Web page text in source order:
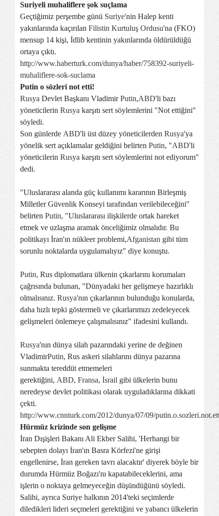
Suriyeli muhaliflere şok suçlama
Geçtiğimiz perşembe günü Suriye'nin Halep kenti
yakınlarında kaçırılan Filistin Kurtuluş Ordusu'na (FKO)
mensup 14 kişi, İdlib kentinin yakınlarında öldürüldüğü
ortaya çıktı.
http://www.haberturk.com/dunya/haber/758392-suriyeli-
muhaliflere-sok-suclama
Putin o sözleri not etti!
Rusya Devlet Başkanı VladimirPutin,ABD'li bazı
yöneticilerin Rusya karşıtı sert söylemlerini "Not ettiğini"
söyledi.
Son günlerde ABD'li üst düzey yöneticilerden Rusya'ya
yönelik sert açıklamalar geldiğini belirten Putin, "ABD'li
yöneticilerin Rusya karşıtı sert söylemlerini not ediyorum"
dedi.
"Uluslararası alanda güç kullanımı kararının Birleşmiş
Milletler Güvenlik Konseyi tarafından verilebileceğini"
belirten Putin, "Uluslararası ilişkilerde ortak hareket
etmek ve uzlaşma aramak önceliğimiz olmalıdır. Bu
politikayı İran'ın nükleer problemi,Afganistan gibi tüm
sorunlu noktalarda uygulamalıyız" diye konuştu.
Putin, Rus diplomatlara ülkenin çıkarlarını korumaları
çağrısında bulunan, "Dünyadaki her gelişmeye hazırlıklı
olmalısınız. Rusya'nın çıkarlarının bulunduğu konularda,
daha hızlı tepki göstermeli ve çıkarlarımızı zedeleyecek
gelişmeleri önlemeye çalışmalısınız" ifadesini kullandı.
Rusya'nın dünya silah pazarındaki yerine de değinen
VladimirPutin, Rus askeri silahlarını dünya pazarına
sunmakta tereddüt etmemeleri
gerektiğini, ABD, Fransa, İsrail gibi ülkelerin bunu
neredeyse devlet politikası olarak uyguladıklarına dikkati
çekti.
http://www.cnnturk.com/2012/dunya/07/09/
Hürmüz krizinde son gelişme
İran Dışişleri Bakanı Ali Ekber Salihi, 'Herhangi bir
sebepten dolayı İran'ın Basra Körfezi'ne girişi
engellenirse, İran gereken tavrı alacaktır' diyerek böyle bir
durumda Hürmüz Boğazı'nı kapatabileceklerini, ama
işlerin o noktaya gelmeyeceğin düşündüğünü söyledi.
Salihi, ayrıca Suriye halkının 2014'teki seçimlerde
diledikleri lideri seçmeleri gerektiğini ve yabancı ülkelerin